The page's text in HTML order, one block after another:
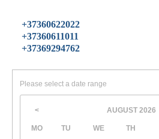
+37360622022
+37360611011
+37369294762
Please select a date range
< AUGUST 2026
MO TU WE TH